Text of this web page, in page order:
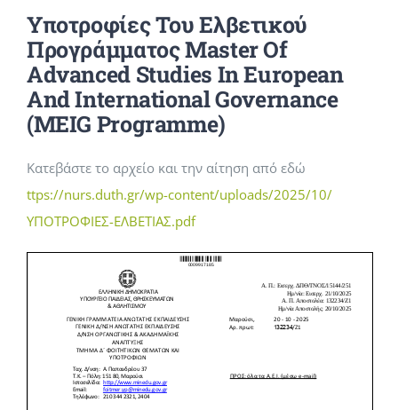
ΦΟΙΤΗΤΕΣ
ΑΝΑΚΟΙΝΩΣΕΙΣ
Υποτροφίες Του Ελβετικού
Προγράμματος Master Of
Advanced Studies In European
And International Governance
(MEIG Programme)
Κατεβάστε το αρχείο και την αίτηση από εδώ
ttps://nurs.duth.gr/wp-content/uploads/2025/10/
ΥΠΟΤΡΟΦΙΕΣ-ΕΛΒΕΤΙΑΣ.pdf